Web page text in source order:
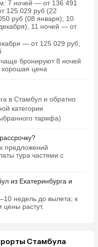
: 7 ночей — от 136 491
125 029 руб (22
руб (08 января); 10
11 ночей — от
— от 125 029 руб;
бронируют 8 ночей
цена
в Стамбул и обратно
категории
тарифа)
предложений
тура частями с
из Екатеринбурга и
недель до вылета; к
растут.
Стамбула